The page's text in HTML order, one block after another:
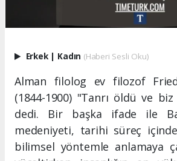
Erkek | Kadın (Haberi Sesli Oku)
Alman filolog ev filozof
(1844-1900) "Tanrı öldü ve
dedi. Bir başka ifade ile
medeniyeti, tarihi süreç
bilimsel yöntemle anlamaya